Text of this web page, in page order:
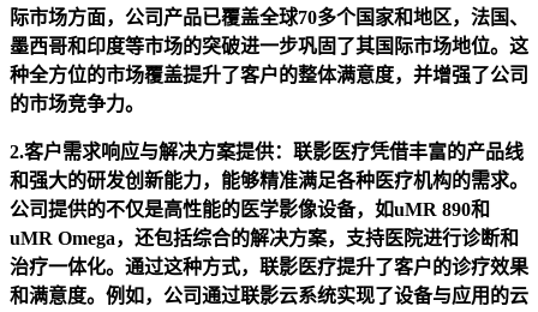
际市场方面，公司产品已覆盖全球70多个国家和地区，法国、
墨西哥和印度等市场的突破进一步巩固了其国际市场地位。这
种全方位的市场覆盖提升了客户的整体满意度，并增强了公司
的市场竞争力。
2.客户需求响应与解决方案提供：联影医疗凭借丰富的产品线
和强大的研发创新能力，能够精准满足各种医疗机构的需求。
公司提供的不仅是高性能的医学影像设备，如uMR 890和
uMR Omega，还包括综合的解决方案，支持医院进行诊断和
治疗一体化。通过这种方式，联影医疗提升了客户的诊疗效果
和满意度。例如，公司通过联影云系统实现了设备与应用的云